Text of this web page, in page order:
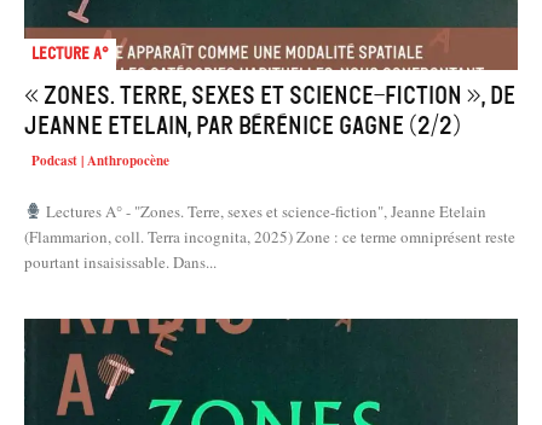
Lecture A°
« Zones. Terre, sexes et science-fiction », de
Jeanne Etelain, par Bérénice Gagne (2/2)
Podcast | Anthropocène
Lectures A° - "Zones. Terre, sexes et science-fiction", Jeanne Etelain
(Flammarion, coll. Terra incognita, 2025) Zone : ce terme omniprésent reste
pourtant insaisissable. Dans...